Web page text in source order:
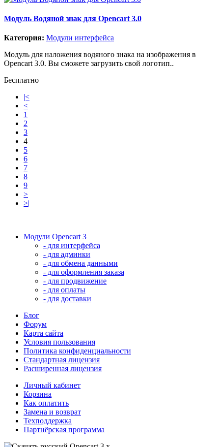
Модуль Водяной знак для Opencart 3.0
Категория: Модули интерфейса
Модуль для наложения водяного знака на изображения в
Opencart 3.0. Вы сможете загрузить свой логотип..
Бесплатно
|<
<
1
2
3
4
5
6
7
8
9
>
>|
Модули Opencart 3
- для интерфейса
- для админки
- для обмена данными
- для оформления заказа
- для продвижение
- для оплаты
- для доставки
Блог
Форум
Карта сайта
Условия пользования
Политика конфиденциальности
Стандартная лицензия
Расширенная лицензия
Личный кабинет
Корзина
Как оплатить
Замена и возврат
Техподдержка
Партнёрская программа